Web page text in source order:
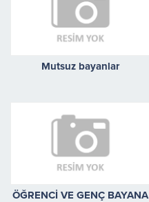
Mutsuz bayanlar
ÖĞRENCİ VE GENÇ BAYANA